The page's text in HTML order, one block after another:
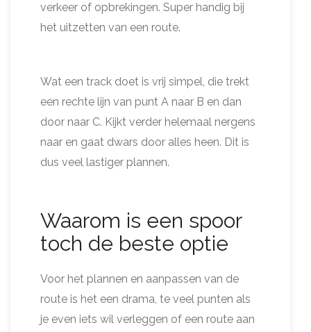
verkeer of opbrekingen. Super handig bij
het uitzetten van een route.
Wat een track doet is vrij simpel, die trekt
een rechte lijn van punt A naar B en dan
door naar C. Kijkt verder helemaal nergens
naar en gaat dwars door alles heen. Dit is
dus veel lastiger plannen.
Waarom is een spoor
toch de beste optie
Voor het plannen en aanpassen van de
route is het een drama, te veel punten als
je even iets wil verleggen of een route aan